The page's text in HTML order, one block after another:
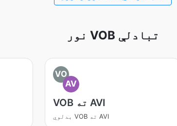
نور VOB تبادلې
VO
AV
VOB ته AVI
بدلوي VOB ته AVI